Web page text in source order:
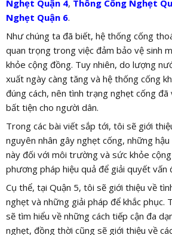
Nghẹt Quận 4, Thông Cống Nghẹt
Nghẹt Quận 6.
Như chúng ta đã biết, hệ thống cống
quan trọng trong việc đảm bảo vệ sinh
khỏe cộng đồng. Tuy nhiên, do lượng
xuất ngày càng tăng và hệ thống cống
đúng cách, nên tình trạng nghẹt cống đã
bất tiện cho người dân.
Trong các bài viết sắp tới, tôi sẽ giới
nguyên nhân gây nghẹt cống, những
này đối với môi trường và sức khỏe
phương pháp hiệu quả để giải quyết vấn
Cụ thể, tại Quận 5, tôi sẽ giới thiệu về
nghẹt và những giải pháp để khắc phục.
sẽ tìm hiểu về những cách tiếp cận đa
nghẹt, đồng thời cũng sẽ giới thiệu về